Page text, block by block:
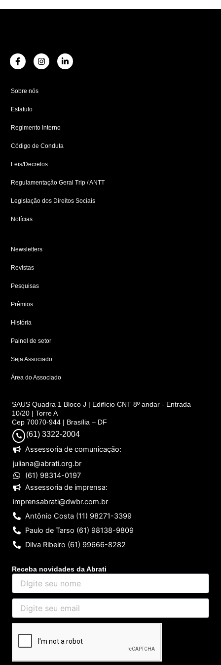
F
a
b
o
k
f
I
n
L
i
Sobre nós
Estatuto
Regimento Interno
Código de Conduta
Leis/Decretos
Regulamentação Geral Trip / ANTT
Legislação dos Direitos Sociais
Notícias
Newsletters
Revistas
Pesquisas
Prêmios
História
Painel de setor
Seja Associado
Área do Associado
SAUS Quadra 1 Bloco J | Edifício CNT 8º andar - Entrada
10/20 | Torre A
Cep 70070-944 | Brasília – DF
(61) 3322-2004
Assessoria de comunicação:
juliana@abrati.org.br
(61) 98314-0197
Assessoria de imprensa:
imprensabrati@dwbr.com.br
Antônio Costa (11) 98271-3399
Paulo de Tarso (61) 98138-9809
Dilva Ribeiro (61) 99666-8282
Receba novidades da Abrati
DIgite
seu
nome
Digite
seu
email